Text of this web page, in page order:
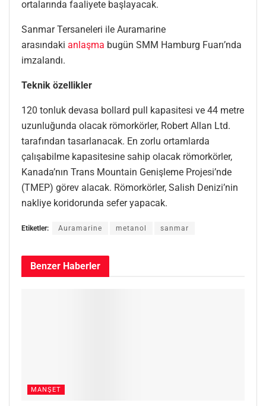
ortalarında faaliyete başlayacak.
Sanmar Tersaneleri ile Auramarine
arasındaki anlaşma bugün SMM Hamburg Fuarı’nda
imzalandı.
Teknik özellikler
120 tonluk devasa bollard pull kapasitesi ve 44 metre
uzunluğunda olacak römorkörler, Robert Allan Ltd.
tarafından tasarlanacak. En zorlu ortamlarda
çalışabilme kapasitesine sahip olacak römorkörler,
Kanada’nın Trans Mountain Genişleme Projesi’nde
(TMEP) görev alacak. Römorkörler, Salish Denizi’nin
nakliye koridorunda sefer yapacak.
Etiketler: Auramarine metanol sanmar
Benzer Haberler
MANŞET